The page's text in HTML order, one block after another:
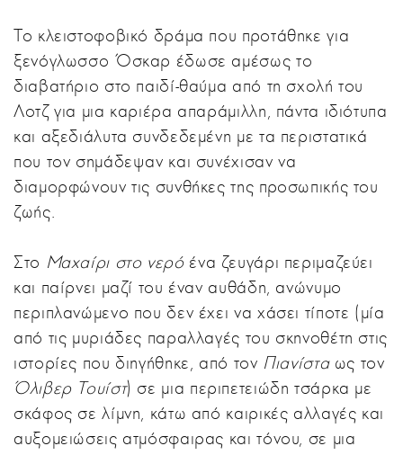
Το κλειστοφοβικό δράμα που προτάθηκε για
ξενόγλωσσο Όσκαρ έδωσε αμέσως το
διαβατήριο στο παιδί-θαύμα από τη σχολή του
Λοτζ για μια καριέρα απαράμιλλη, πάντα ιδιότυπα
και αξεδιάλυτα συνδεδεμένη με τα περιστατικά
που τον σημάδεψαν και συνέχισαν να
διαμορφώνουν τις συνθήκες της προσωπικής του
ζωής.
Στο Μαχαίρι στο νερόένα ζευγάρι περιμαζεύει
και παίρνει μαζί του έναν αυθάδη, ανώνυμο
περιπλανώμενο που δεν έχει να χάσει τίποτε (μία
από τις μυριάδες παραλλαγές του σκηνοθέτη στις
ιστορίες που διηγήθηκε, από τον Πιανίσταως τον
Όλιβερ Τουίστ) σε μια περιπετειώδη τσάρκα με
σκάφος σε λίμνη, κάτω από καιρικές αλλαγές και
αυξομειώσεις ατμόσφαιρας και τόνου, σε μια